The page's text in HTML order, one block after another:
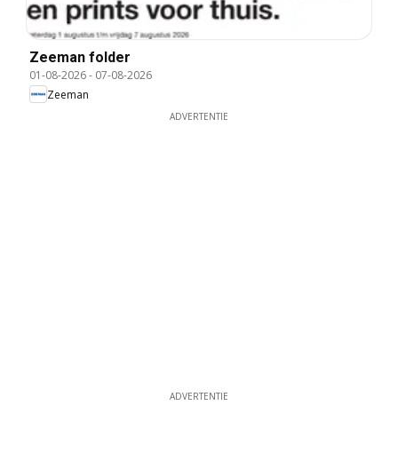
Zeeman folder
01-08-2026- 07-08-2026
Zeeman
ADVERTENTIE
ADVERTENTIE